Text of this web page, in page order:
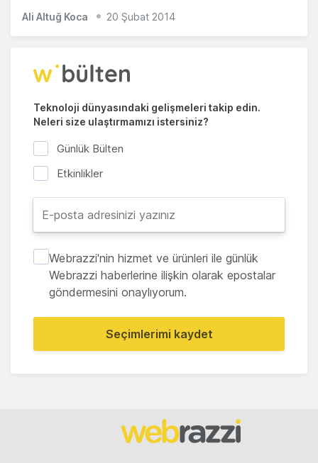
Ali Altuğ Koca 20 Şubat 2014
Teknoloji dünyasındaki gelişmeleri takip edin.
Neleri size ulaştırmamızı istersiniz?
Günlük Bülten
Etkinlikler
Webrazzi'nin hizmet ve ürünleri ile günlük
Webrazzi haberlerine ilişkin olarak epostalar
göndermesini onaylıyorum.
Seçimlerimi kaydet